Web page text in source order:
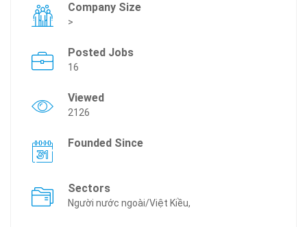
Company Size
>
Posted Jobs
16
Viewed
2126
Founded Since
Sectors
Người nước ngoài/Việt Kiều,